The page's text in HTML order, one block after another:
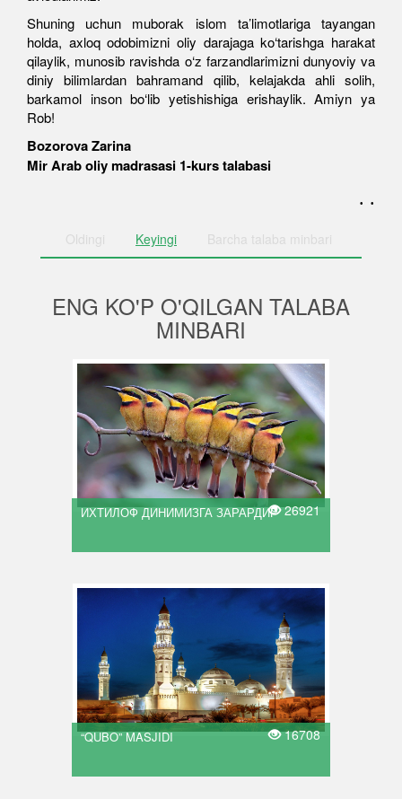
Shuning uchun muborak islom ta’limotlariga tayangan
holda, axloq odobimizni oliy darajaga ko‘tarishga harakat
qilaylik, munosib ravishda o‘z farzandlarimizni dunyoviy va
diniy bilimlardan bahramand qilib, kelajakda ahli solih,
barkamol inson bo‘lib yetishishiga erishaylik. Amiyn ya
Rob!
Bozorova Zarina
Mir Arab oliy madrasasi 1-kurs talabasi
. .
Oldingi Keyingi Barcha talaba minbari
ENG KO'P O'QILGAN TALABA
MINBARI
ИХТИЛОФ ДИНИМИЗГА ЗАРАРДИР26921
“QUBO” MASJIDI 16708